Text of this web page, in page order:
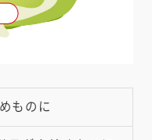
ものに